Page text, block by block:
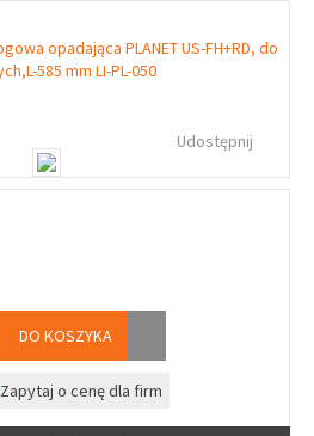
Udostępnij
DO KOSZYKA
Zapytaj o cenę dla firm